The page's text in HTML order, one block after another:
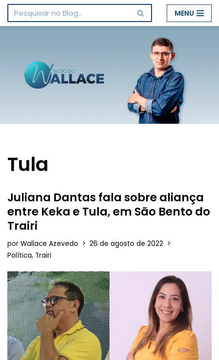
Pular
conteúdo
MENU
Tula
Juliana Dantas fala sobre aliança
entre Keka e Tula, em São Bento do
Trairi
por Wallace Azevedo
26 de agosto de 2022
Política, Trairi